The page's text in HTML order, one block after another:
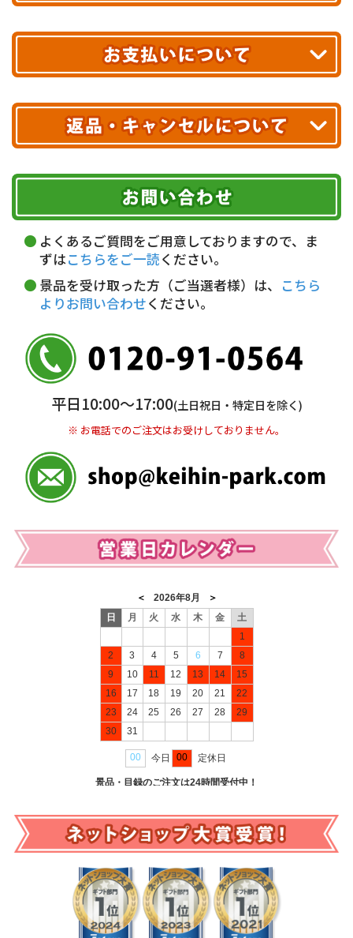
あす着エリアが対象です。
エリアやお届け日の確認はこちら▶
※ 配送業者による配送遅延が生じる可能性がございます。
※ 沖縄・離島はお届けできません。
送料無料!
10,000円未満 全国一律1,100円(税込)
配送業者
ヤマト運輸
お届け可能時間帯
午前中 14～16時
16～18時
18～20時
19～21時 指定なし
クレジットカード
代金引換(現金のみ)
5,000円未満…330円(税込)
銀行振込(前払い)
普通 7263489
＜口座名＞ カ）ディースタイル
※ 振込み手数料お客様ご負担。
期限を含むルール（条件）や、お客様にご負担い
ただく費用がございます。
詳しくはこちら▶
よくあるご質問をご用意しておりますので、ま
ずはこちらをご一読ください。
景品を受け取った方（ご当選者様）は、
こちら
よりお問い合わせください。
平日10:00〜17:00(土日祝日・特定日を除く)
※ お電話でのご注文はお受けしておりません。